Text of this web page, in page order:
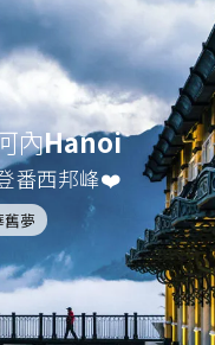
內Hanoi
番西邦峰❤️
夢